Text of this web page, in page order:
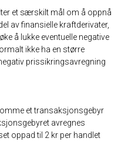
et særskilt mål om å oppnå
av finansielle kraftderivater,
å lukke eventuelle negative
ikke ha en større
prissikringsavregning
et transaksjonsgebyr
avregnes
oppad til 2 kr per handlet